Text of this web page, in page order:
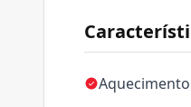
Aquecimento